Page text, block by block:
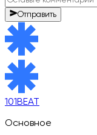
Отправить
101BEAT
Основное